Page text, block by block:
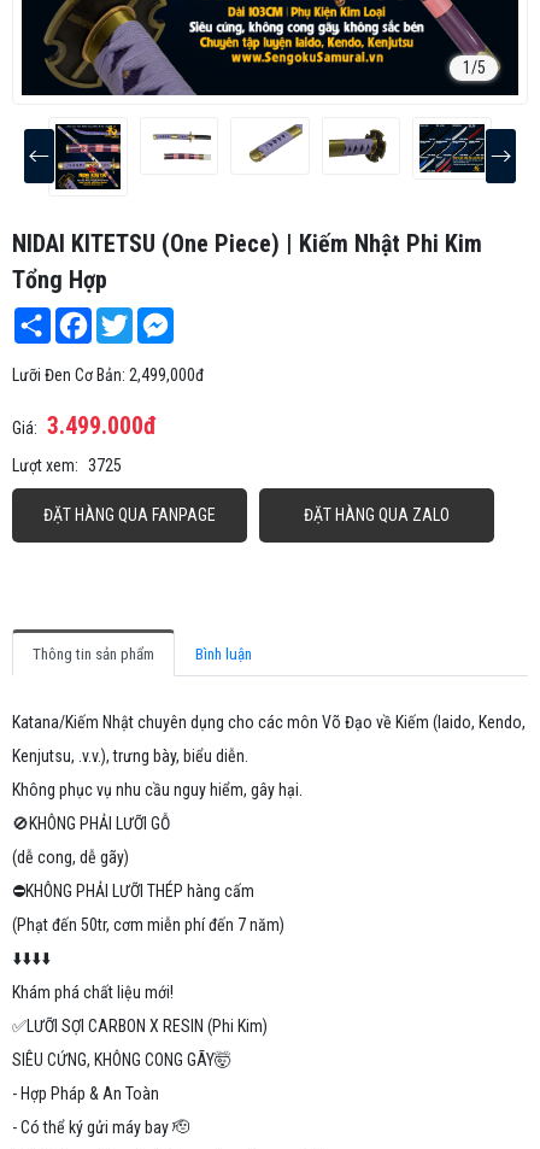
1/5
NIDAI KITETSU (One Piece) | Kiếm Nhật Phi Kim
Tổng Hợp
Share Facebook
Twitter
Lưỡi Đen Cơ Bản: 2,499,000đ
Giá: 3.499.000đ
Lượt xem: 3725
ĐẶT HÀNG QUA FANPAGE ĐẶT HÀNG QUA ZALO
Thông tin sản phẩm Bình luận
Katana/Kiếm Nhật chuyên dụng cho các môn Võ Đạo về Kiếm (Iaido, Kendo,
Kenjutsu, .v.v.), trưng bày, biểu diễn.
Không phục vụ nhu cầu nguy hiểm, gây hại.
🚫KHÔNG PHẢI LƯỠI GỖ
(dễ cong, dễ gãy)
⛔️KHÔNG PHẢI LƯỠI THÉP hàng cấm
(Phạt đến 50tr, cơm miễn phí đến 7 năm)
⬇️⬇️⬇️⬇️
Khám phá chất liệu mới!
✅️LƯỠI SỢI CARBON X RESIN (Phi Kim)
SIÊU CỨNG, KHÔNG CONG GÃY🤯
- Hợp Pháp & An Toàn
- Có thể ký gửi máy bay 🫡